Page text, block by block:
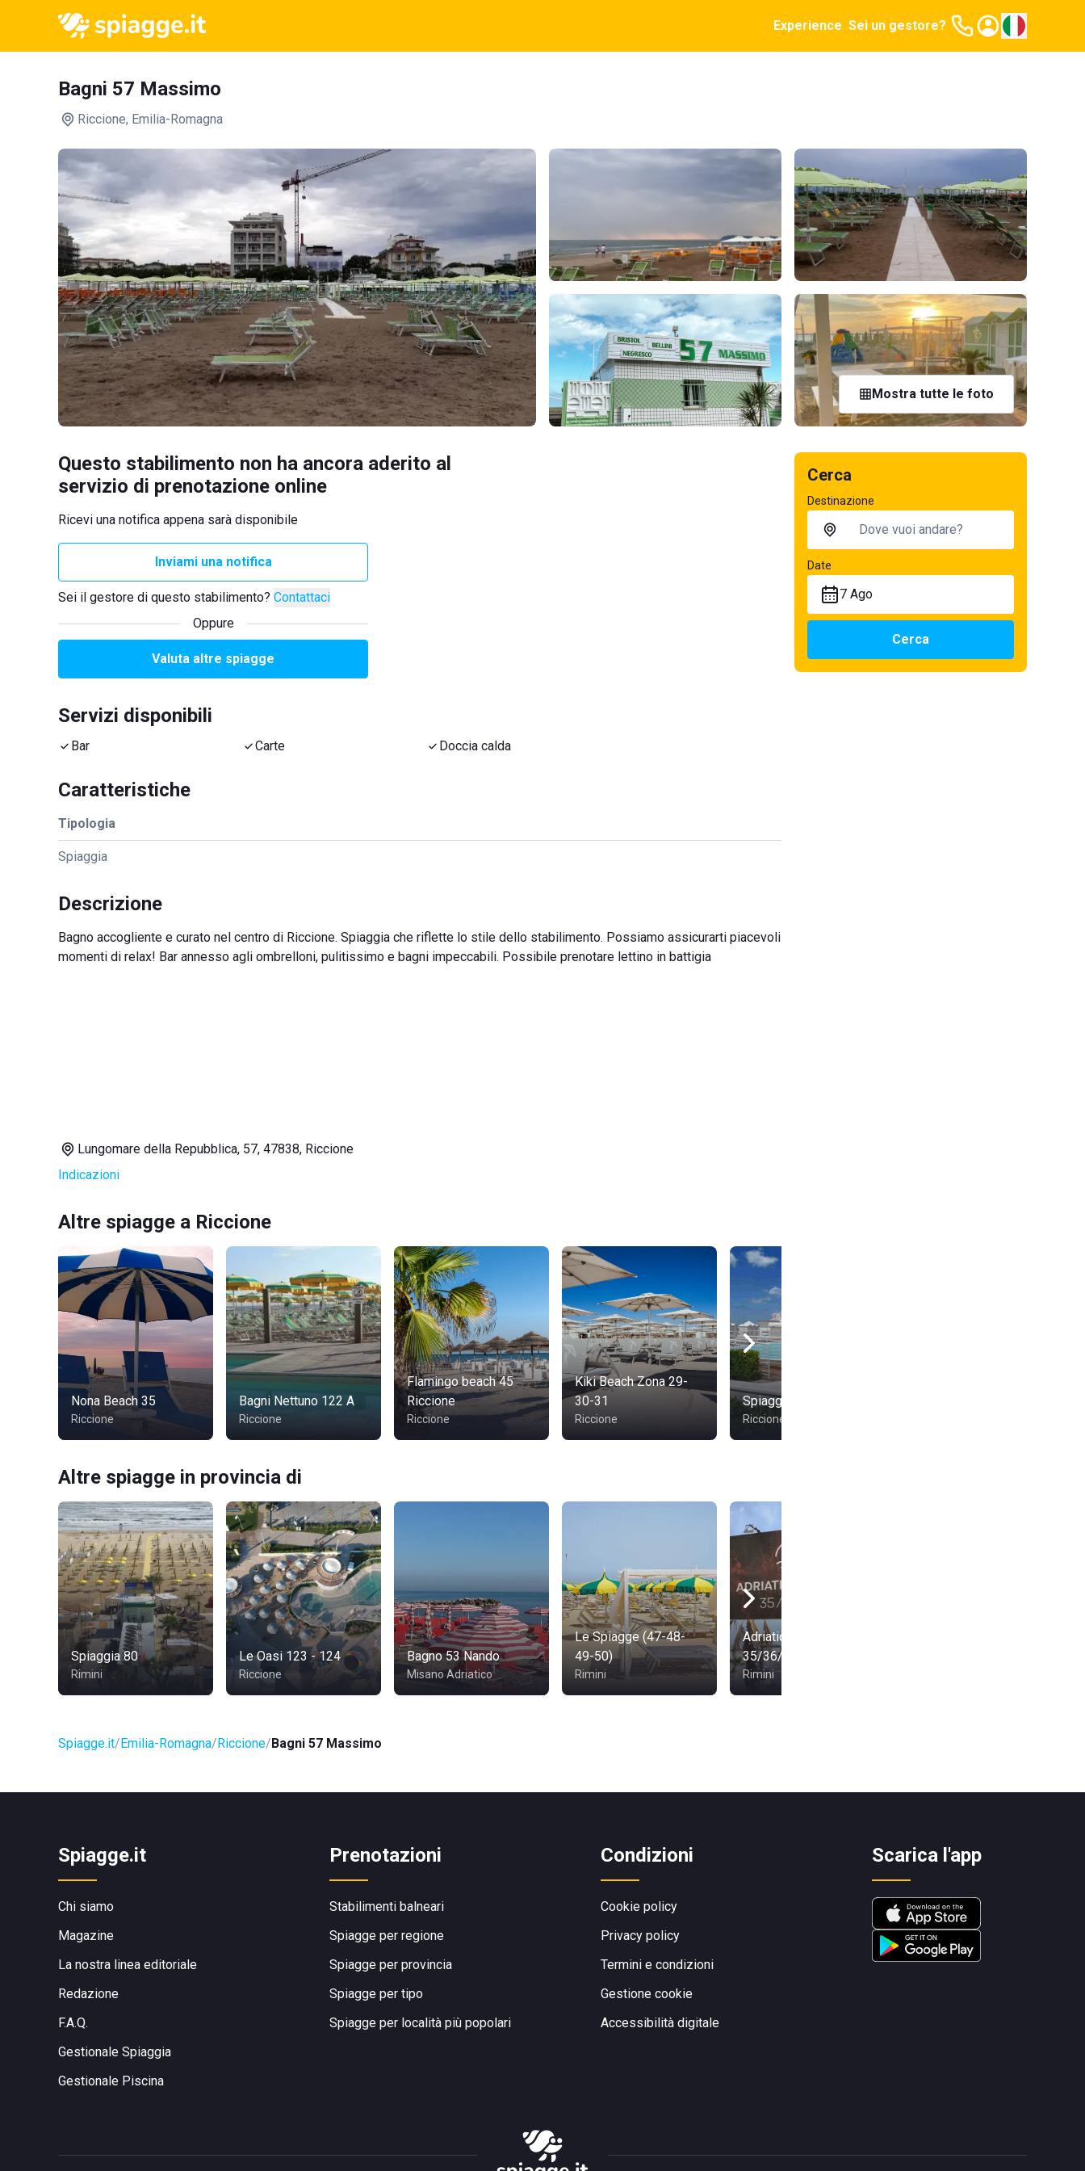
Experience Sei un gestore?
Bagni 57 Massimo
Riccione, Emilia-Romagna
Mostra tutte le foto
Questo stabilimento non ha ancora aderito al
servizio di prenotazione online
Ricevi una notifica appena sarà disponibile
Inviami una notifica
Sei il gestore di questo stabilimento? Contattaci
Oppure
Valuta altre spiagge
Servizi disponibili
Bar Carte Doccia calda
Caratteristiche
Tipologia
Spiaggia
Descrizione
Bagno accogliente e curato nel centro di Riccione. Spiaggia che riflette lo stile dello stabilimento. Possiamo assicurarti piacevoli
momenti di relax! Bar annesso agli ombrelloni, pulitissimo e bagni impeccabili. Possibile prenotare lettino in battigia
Lungomare della Repubblica, 57, 47838, Riccione
Indicazioni
Altre spiagge a Riccione
Nona Beach 35
Riccione
Bagni Nettuno 122 A
Riccione
Flamingo beach 45
Riccione
Riccione
Kiki Beach Zona 29-
30-31
Riccione
Spiaggia 82
Riccione
Altre spiagge in provincia di
Spiaggia 80
Rimini
Le Oasi 123 - 124
Riccione
Bagno 53 Nando
Misano Adriatico
Le Spiagge (47-48-
49-50)
Rimini
Adriatic Village
35/36/37
Rimini
Spiagge.it Emilia-Romagna Riccione Bagni 57 Massimo
Cerca
Destinazione
Date
7 Ago
Cerca
Spiagge.it
Chi siamo
Magazine
La nostra linea editoriale
Redazione
F.A.Q.
Gestionale Spiaggia
Gestionale Piscina
Prenotazioni
Stabilimenti balneari
Spiagge per regione
Spiagge per provincia
Spiagge per tipo
Spiagge per località più popolari
Condizioni
Cookie policy
Privacy policy
Termini e condizioni
Gestione cookie
Accessibilità digitale
Scarica l'app